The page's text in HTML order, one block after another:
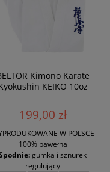
Kimono Karate
KEIKO 10oz
199,00 zł
W POLSCE
100% bawełna
gumka i sznurek
regulujący